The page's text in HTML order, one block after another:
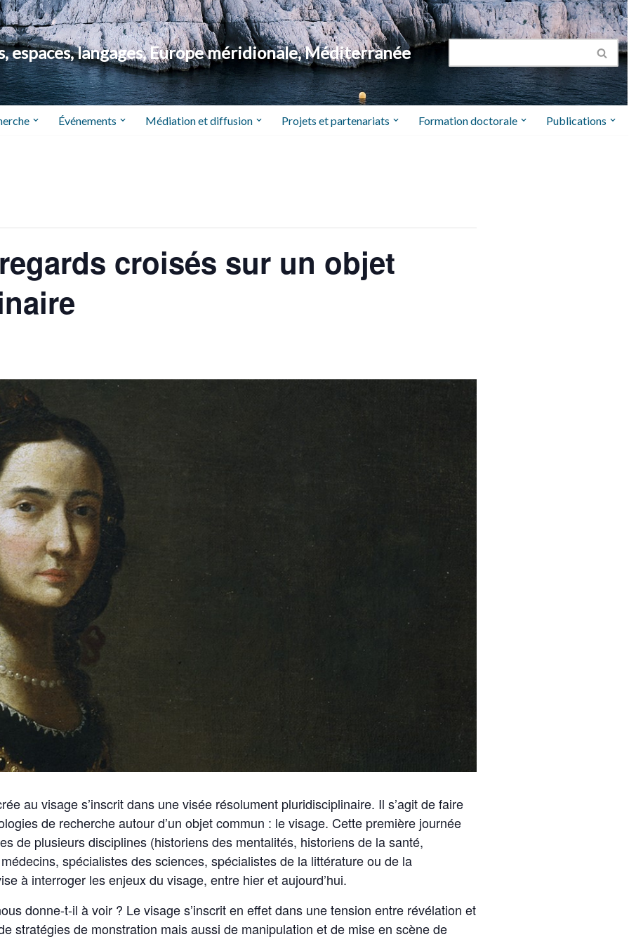
espaces, langages, Europe méridionale, Méditerranée
Événements Médiation et diffusion Projets et partenariats Formation doctorale Publications
croisés sur un objet
au visage s’inscrit dans une visée résolument pluridisciplinaire. Il s’agit de faire
de recherche autour d’un objet commun : le visage. Cette première journée
de plusieurs disciplines (historiens des mentalités, historiens de la santé,
spécialistes des sciences, spécialistes de la littérature ou de la
à interroger les enjeux du visage, entre hier et aujourd’hui.
donne-t-il à voir ? Le visage s’inscrit en effet dans une tension entre révélation et
stratégies de monstration mais aussi de manipulation et de mise en scène de